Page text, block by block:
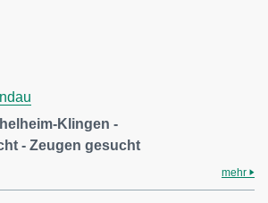
Klingen -
- Zeugen gesucht
mehr